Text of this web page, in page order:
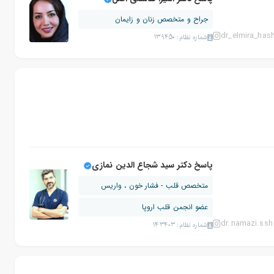
جراح و متخصص زنان و زایمان
شماره نظام: 139450
پاسخ دکتر سید شجاع الدین نمازی
متخصص قلب - فشار خون ، واریس
عضو انجمن قلب اروپا
شماره نظام: 143403 dr.namazi.ssh